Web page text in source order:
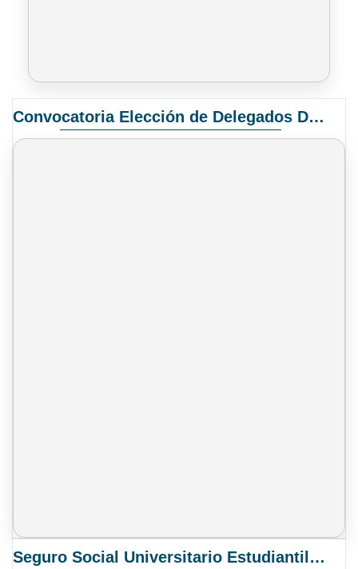
Convocatoria Elección de Delegados Docentes para el XIV Congreso Nacional de Universidades
Seguro Social Universitario Estudiantil SSUE